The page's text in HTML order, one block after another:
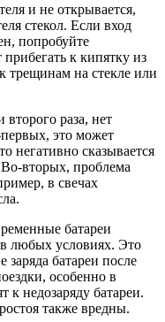
и не открывается,
стекол. Если вход
попробуйте
к кипятку из
трещинам на стекле или
второго раза, нет
это может
негативно сказывается
вторых, проблема
в свечах
батареи
в любых условиях. Это
батареи после
особенно в
к недозаряду батареи.
также вредны.